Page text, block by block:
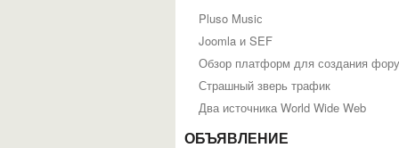
Pluso Musiс
Joomla и SEF
Обзор платформ для создания
Страшный зверь трафик
Два источника World Wide Web
ОБЪЯВЛЕНИЕ